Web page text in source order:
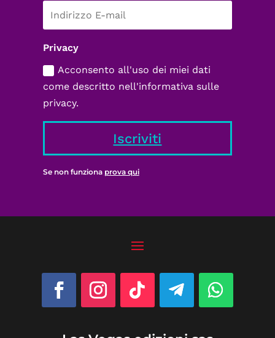
Privacy
Acconsento all'uso dei miei dati
come descritto nell'informativa sulle
privacy.
Iscriviti
Se non funziona prova qui